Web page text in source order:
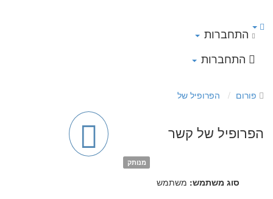
התחברות
התחברות
פורום הפרופיל של
הפרופיל של קשר
מנותק
סוג משתמש: משתמש